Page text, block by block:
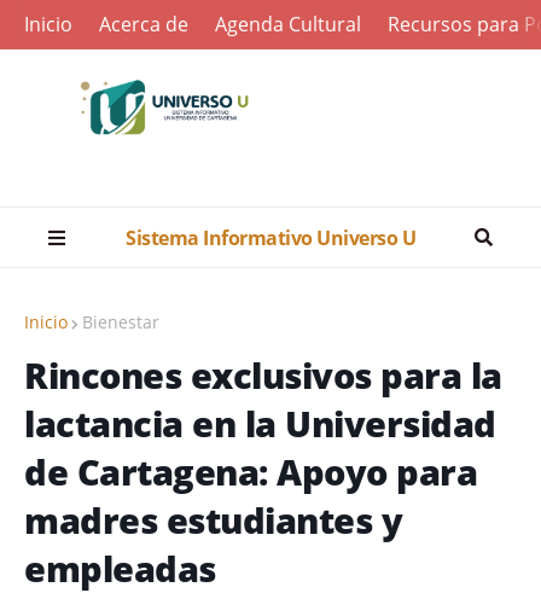
Inicio Acerca de Agenda Cultural Recursos para
Sistema Informativo Universo U
Inicio Bienestar
Rincones exclusivos para la
lactancia en la Universidad
de Cartagena: Apoyo para
madres estudiantes y
empleadas